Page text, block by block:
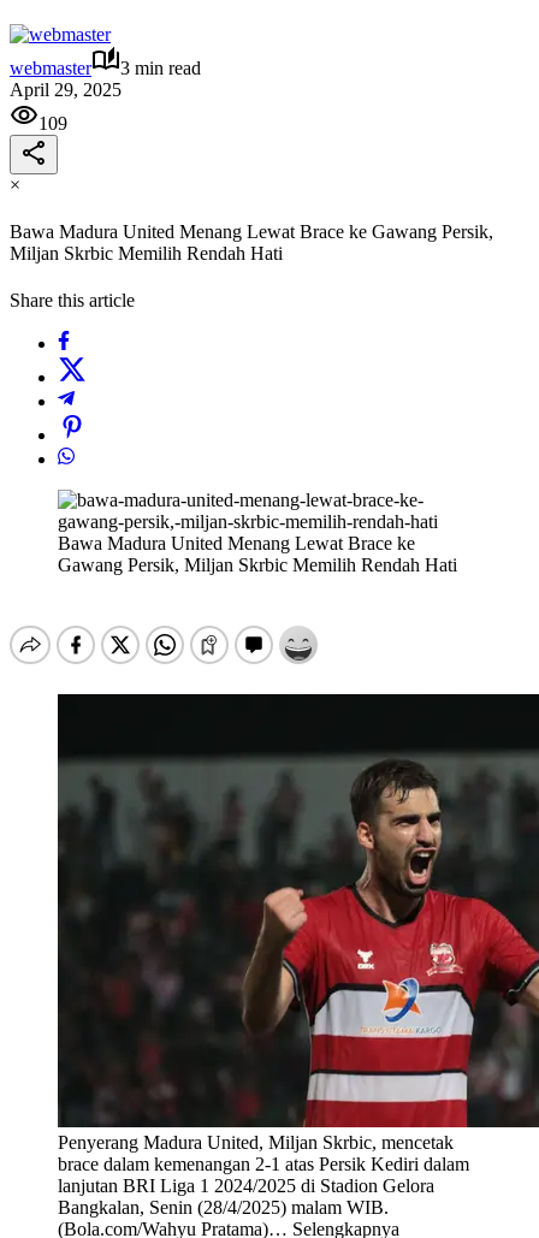
webmaster
3 min read
April 29, 2025
109
×
Bawa Madura United Menang Lewat Brace ke Gawang Persik,
Miljan Skrbic Memilih Rendah Hati
Share this article
Bawa Madura United Menang Lewat Brace ke
Gawang Persik, Miljan Skrbic Memilih Rendah Hati
Penyerang Madura United, Miljan Skrbic, mencetak
brace dalam kemenangan 2-1 atas Persik Kediri dalam
lanjutan BRI Liga 1 2024/2025 di Stadion Gelora
Bangkalan, Senin (28/4/2025) malam WIB.
(Bola.com/Wahyu Pratama)… Selengkapnya